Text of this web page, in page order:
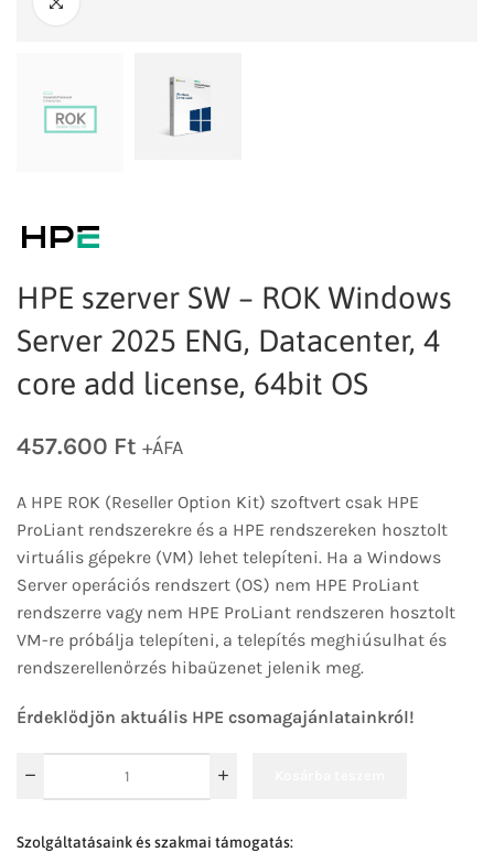
HPE szerver SW – ROK Windows
Server 2025 ENG, Datacenter, 4
core add license, 64bit OS
457.600 Ft +ÁFA
A HPE ROK (Reseller Option Kit) szoftvert csak HPE
ProLiant rendszerekre és a HPE rendszereken hosztolt
virtuális gépekre (VM) lehet telepíteni. Ha a Windows
Server operációs rendszert (OS) nem HPE ProLiant
rendszerre vagy nem HPE ProLiant rendszeren hosztolt
VM-re próbálja telepíteni, a telepítés meghiúsulhat és
rendszerellenőrzés hibaüzenet jelenik meg.
Érdeklődjön aktuális HPE csomagajánlatainkról!
Szolgáltatásaink és szakmai támogatás: